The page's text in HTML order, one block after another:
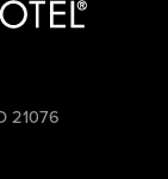
21076